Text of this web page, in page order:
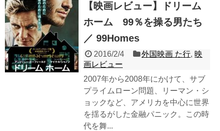
【映画レビュー】ドリーム
ホーム 99％を操る男たち
／ 99Homes
2016/2/4 外国映画 た行, 映
画レビュー
2007年から2008年にかけて、サブ
プライムローン問題、リーマン・シ
ョックなど、アメリカを中心に世界
を揺るがした金融パニック。この時
代を舞...